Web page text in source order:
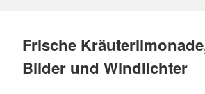
Frische
Bilder und Windlichter